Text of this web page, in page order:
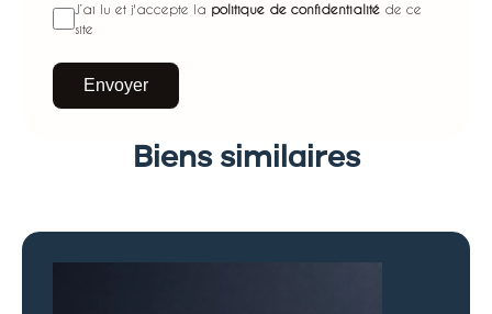
J’ai lu et j'accepte la politique de confidentialitéde ce
site
Envoyer
Biens similaires